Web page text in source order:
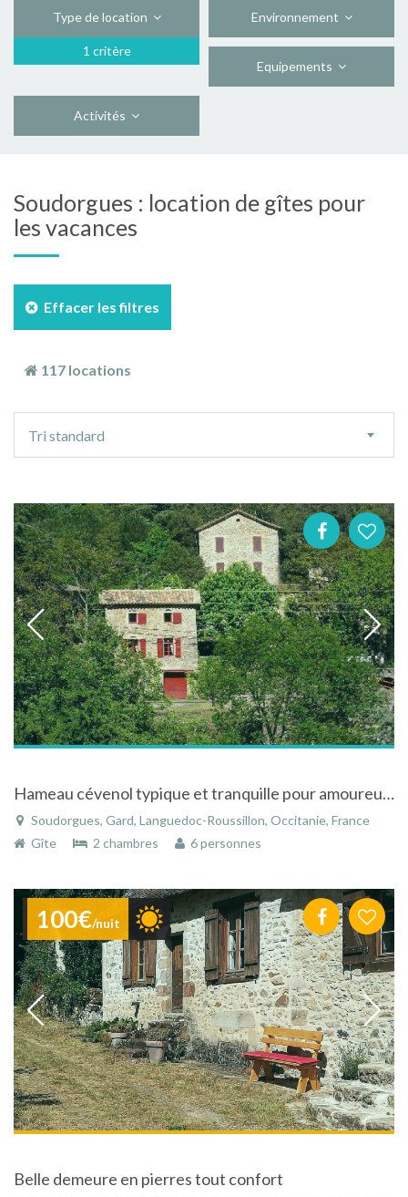
Type de location
1 critère
Environnement
Equipements
Activités
Soudorgues : location de gîtes pour
les vacances
Effacer les filtres
117 locations
tri
Tri standard
Hameau cévenol typique et tranquille pour amoureux des balades à Soudorgues dans le Gard
Soudorgues, Gard, Languedoc-Roussillon, Occitanie, France
Gîte
2 chambres 6 personnes
100€/nuit
Belle demeure en pierres tout confort